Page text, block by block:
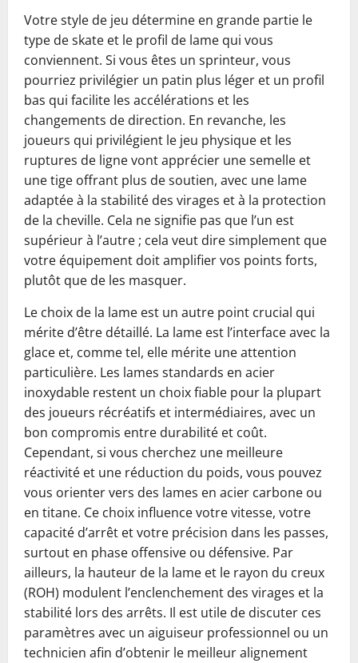
Votre style de jeu détermine en grande partie le
type de skate et le profil de lame qui vous
conviennent. Si vous êtes un sprinteur, vous
pourriez privilégier un patin plus léger et un profil
bas qui facilite les accélérations et les
changements de direction. En revanche, les
joueurs qui privilégient le jeu physique et les
ruptures de ligne vont apprécier une semelle et
une tige offrant plus de soutien, avec une lame
adaptée à la stabilité des virages et à la protection
de la cheville. Cela ne signifie pas que l’un est
supérieur à l’autre ; cela veut dire simplement que
votre équipement doit amplifier vos points forts,
plutôt que de les masquer.
Le choix de la lame est un autre point crucial qui
mérite d’être détaillé. La lame est l’interface avec la
glace et, comme tel, elle mérite une attention
particulière. Les lames standards en acier
inoxydable restent un choix fiable pour la plupart
des joueurs récréatifs et intermédiaires, avec un
bon compromis entre durabilité et coût.
Cependant, si vous cherchez une meilleure
réactivité et une réduction du poids, vous pouvez
vous orienter vers des lames en acier carbone ou
en titane. Ce choix influence votre vitesse, votre
capacité d’arrêt et votre précision dans les passes,
surtout en phase offensive ou défensive. Par
ailleurs, la hauteur de la lame et le rayon du creux
(ROH) modulent l’enclenchement des virages et la
stabilité lors des arrêts. Il est utile de discuter ces
paramètres avec un aiguiseur professionnel ou un
technicien afin d’obtenir le meilleur alignement